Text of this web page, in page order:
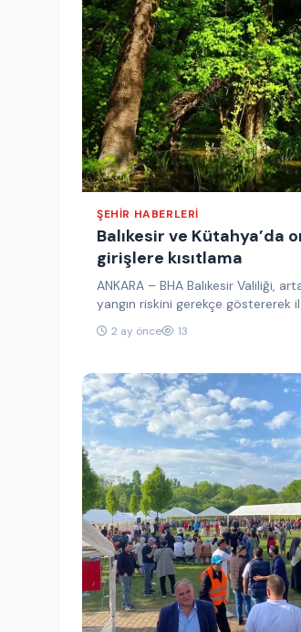
ŞEHIR HABERLERI
Balıkesir ve Kütahya’da
girişlere kısıtlama
ANKARA – BHA Balıkesir Valiliği,
yangın riskini gerekçe göstererek
alanlara girişlerin…
2 ay önce 13